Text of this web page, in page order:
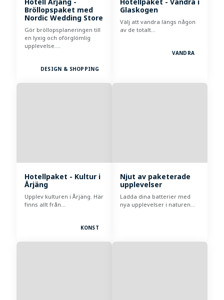
Bröllopspaket med
Nordic Wedding Store
Gör bröllopsplaneringen till
en lyxig och oförglömlig
upplevelse.…
DESIGN & SHOPPING
Glaskogen
Välj att vandra längs någon
av de totalt…
VANDRA
Hotellpaket - Kultur i
Årjäng
Upplev kulturen i Årjäng. Här
finns allt från…
KONST
Njut av paketerade
upplevelser
Ladda dina batterier med
nya upplevelser i naturen…